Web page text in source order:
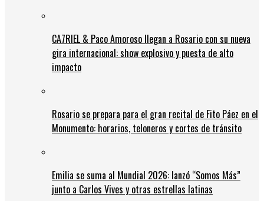
CA7RIEL & Paco Amoroso llegan a Rosario con su nueva
gira internacional: show explosivo y puesta de alto
impacto
Rosario se prepara para el gran recital de Fito Páez en el
Monumento: horarios, teloneros y cortes de tránsito
Emilia se suma al Mundial 2026: lanzó “Somos Más”
junto a Carlos Vives y otras estrellas latinas